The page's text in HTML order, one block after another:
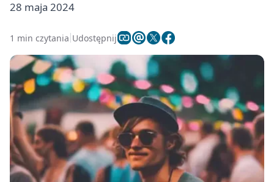
28 maja 2024
1 min czytania Udostępnij